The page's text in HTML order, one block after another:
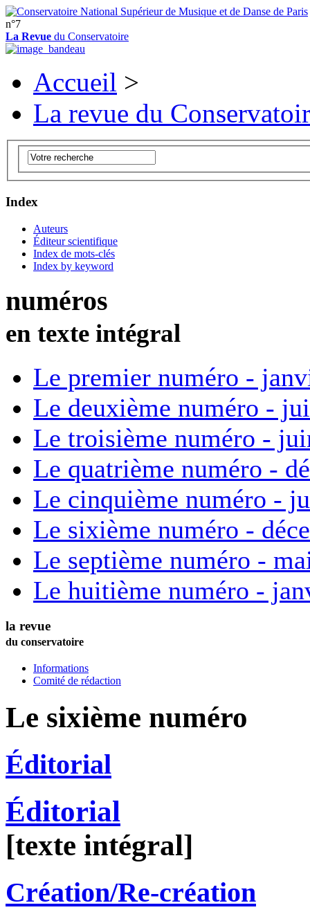
n°7
La Revue du Conservatoire
Accueil >
La revue du
Index
Auteurs
Éditeur scientifique
Index de mots-clés
Index by keyword
numéros
en texte intégral
Le premier numéro -
Le deuxième numéro -
Le troisième numéro -
Le quatrième numéro -
Le cinquième numéro -
Le sixième numéro -
Le septième numéro -
Le huitième numéro -
la revue
du conservatoire
Informations
Comité de rédaction
Le sixième numéro
Éditorial
Éditorial
[texte intégral]
Création/Re-création